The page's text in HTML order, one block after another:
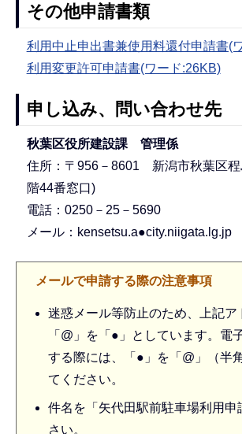
その他申請書類
利用中止申出書兼使用料還付申請書(
利用変更許可申請書(ワード:26KB)
申し込み、問い合わせ先
秋葉区役所建設課 管理係
住所：〒956－8601 新潟市秋葉区程
階44番窓口)
電話：0250－25－5690
メール：kensetsu.a●city.niigata.lg.jp
メールで申請する際の注意事項
迷惑メール等防止のため、上記ア
「@」を「●」としています。電
する際には、「●」を「@」（半
てください。
件名を「矢代田駅前駐車場利用申
さい。